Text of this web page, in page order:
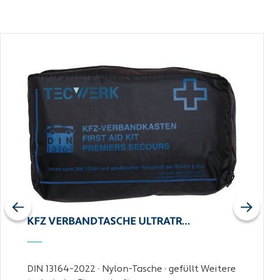
KFZ VERBANDTASCHE ULTRATR…
DIN 13164-2022 · Nylon-Tasche · gefüllt Weitere
Previous Next